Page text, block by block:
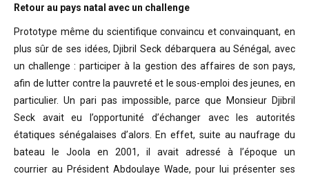
Retour au pays natal avec un challenge
Prototype même du scientifique convaincu et convainquant, en
plus sûr de ses idées, Djibril Seck débarquera au Sénégal, avec
un challenge : participer à la gestion des affaires de son pays,
afin de lutter contre la pauvreté et le sous-emploi des jeunes, en
particulier. Un pari pas impossible, parce que Monsieur Djibril
Seck avait eu l’opportunité d’échanger avec les autorités
étatiques sénégalaises d’alors. En effet, suite au naufrage du
bateau le Joola en 2001, il avait adressé à l’époque un
courrier au Président Abdoulaye Wade, pour lui présenter ses